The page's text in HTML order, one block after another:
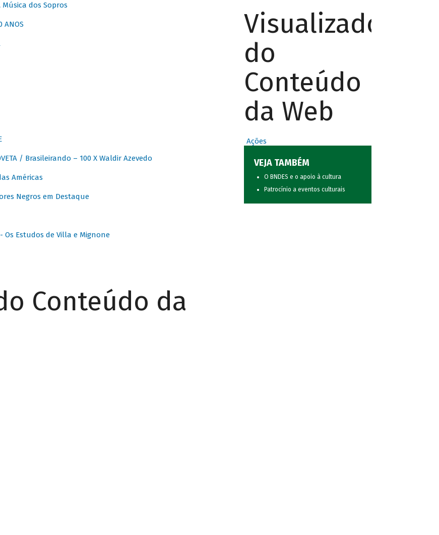
Música dos Sopros
ANOS
/ Brasileirando – 100 X Waldir Azevedo
Américas
Negros em Destaque
Os Estudos de Villa e Mignone
Conteúdo da
Visualizador
do
Conteúdo
da Web
Ações
VEJA TAMBÉM
O BNDES e o apoio à cultura
Patrocínio a eventos culturais